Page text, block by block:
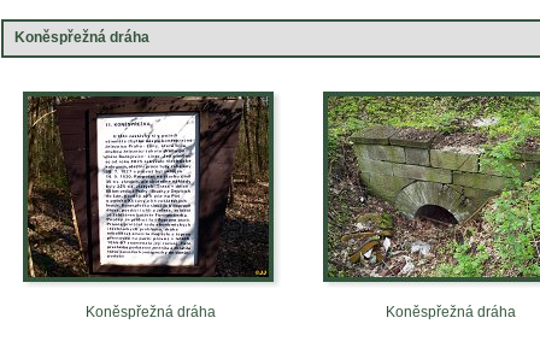
Koněspřežná dráha
Koněspřežná dráha Koněspřežná dráha